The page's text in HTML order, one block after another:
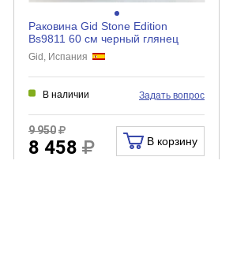
Раковина Gid Stone Edition
Bs9811 60 см черный глянец
Gid, Испания
В наличии Задать вопрос
9 950
8 458 В корзину